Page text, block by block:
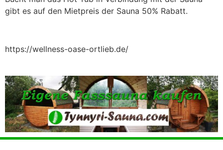
gibt es auf den Mietpreis der Sauna 50% Rabatt.
https://wellness-oase-ortlieb.de/